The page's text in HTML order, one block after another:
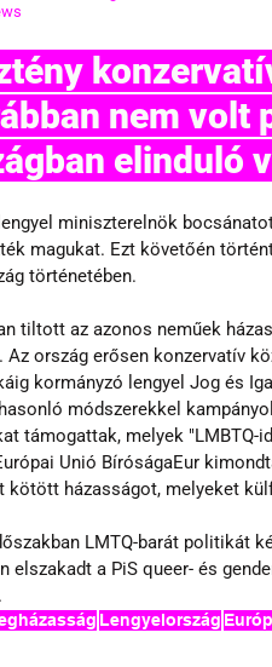
nem volt
elinduló
miniszterelnök
magukat. Ezt követőén
történetében.
tiltott az azonos neműek
ország erősen konzervatív
kormányzó lengyel Jog és
módszerekkel
támogattak, melyek
Unió BíróságaEur
kötött házasságot, melyeket
LMTQ-barát politikát
elszakadt a PiS queer- és
Lengyelország